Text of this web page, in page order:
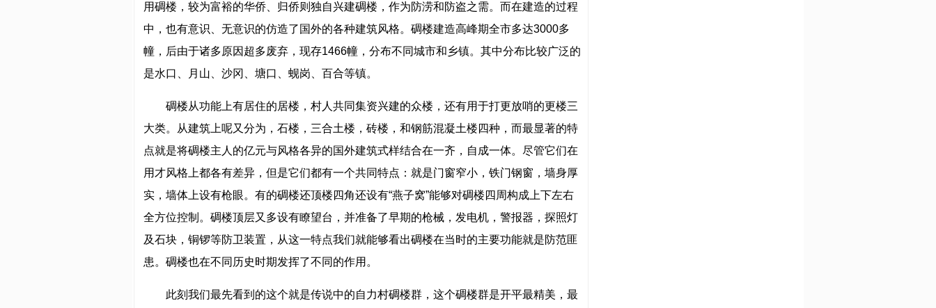
用碉楼，较为富裕的华侨、归侨则独自兴建碉楼，作为防涝和防盗之需。而在建造的过程
中，也有意识、无意识的仿造了国外的各种建筑风格。碉楼建造高峰期全市多达3000多
幢，后由于诸多原因超多废弃，现存1466幢，分布不同城市和乡镇。其中分布比较广泛的
是水口、月山、沙冈、塘口、蚬岗、百合等镇。
碉楼从功能上有居住的居楼，村人共同集资兴建的众楼，还有用于打更放哨的更楼三
大类。从建筑上呢又分为，石楼，三合土楼，砖楼，和钢筋混凝土楼四种，而最显著的特
点就是将碉楼主人的亿元与风格各异的国外建筑式样结合在一齐，自成一体。尽管它们在
用才风格上都各有差异，但是它们都有一个共同特点：就是门窗窄小，铁门钢窗，墙身厚
实，墙体上设有枪眼。有的碉楼还顶楼四角还设有“燕子窝”能够对碉楼四周构成上下左右
全方位控制。碉楼顶层又多设有瞭望台，并准备了早期的枪械，发电机，警报器，探照灯
及石块，铜锣等防卫装置，从这一特点我们就能够看出碉楼在当时的主要功能就是防范匪
患。碉楼也在不同历史时期发挥了不同的作用。
此刻我们最先看到的这个就是传说中的自力村碉楼群，这个碉楼群是开平最精美，最